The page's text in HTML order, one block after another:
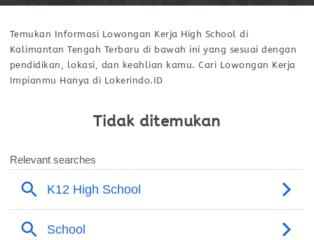
Temukan Informasi Lowongan Kerja High School di
Kalimantan Tengah Terbaru di bawah ini yang sesuai dengan
pendidikan, lokasi, dan keahlian kamu. Cari Lowongan Kerja
Impianmu Hanya di Lokerindo.ID
Tidak ditemukan